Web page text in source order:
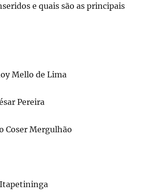
e quais são as principais
Mello de Lima
Pereira
Coser Mergulhão
Itapetininga